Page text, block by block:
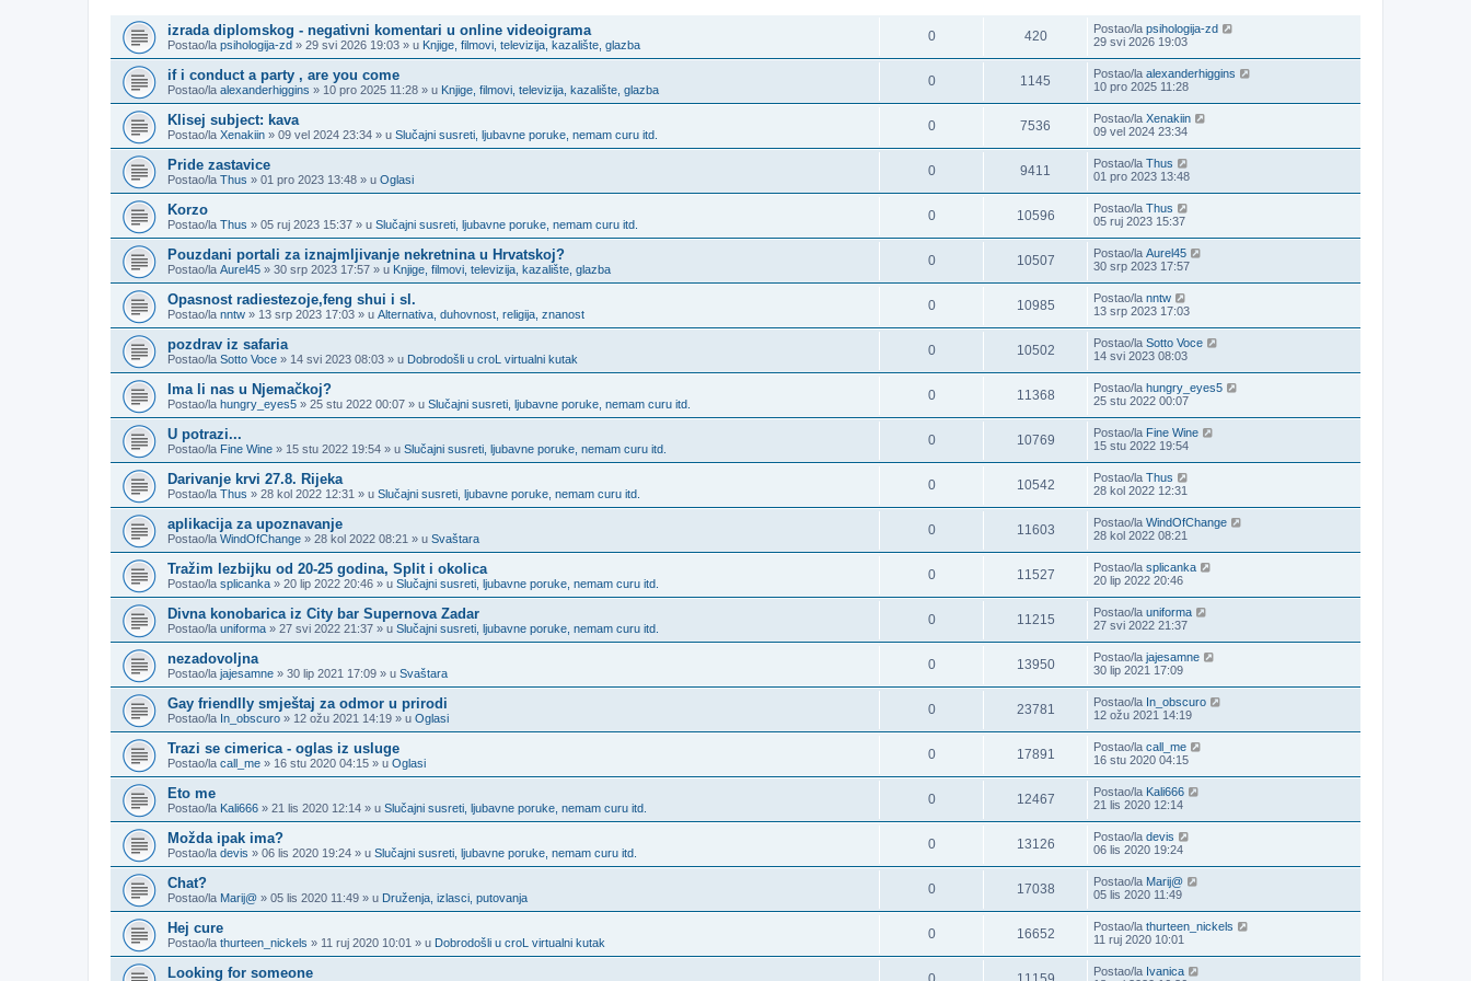
izrada diplomskog - negativni komentari u online videoigrama
Postao/la psihologija-zd » 29 svi 2026 19:03 » u Knjige, filmovi, televizija, kazalište, glazba
0 420 Postao/la psihologija-zd
29 svi 2026 19:03
if i conduct a party , are you come
Postao/la alexanderhiggins » 10 pro 2025 11:28 » u Knjige, filmovi, televizija, kazalište, glazba
0 1145 Postao/la alexanderhiggins
10 pro 2025 11:28
Klisej subject: kava
Postao/la Xenakiin » 09 vel 2024 23:34 » u Slučajni susreti, ljubavne poruke, nemam curu itd.
0 7536 Postao/la Xenakiin
09 vel 2024 23:34
Pride zastavice
Postao/la Thus » 01 pro 2023 13:48 » u Oglasi
0 9411 Postao/la Thus
01 pro 2023 13:48
Korzo
Postao/la Thus » 05 ruj 2023 15:37 » u Slučajni susreti, ljubavne poruke, nemam curu itd.
0 10596 Postao/la Thus
05 ruj 2023 15:37
Pouzdani portali za iznajmljivanje nekretnina u Hrvatskoj?
Postao/la Aurel45 » 30 srp 2023 17:57 » u Knjige, filmovi, televizija, kazalište, glazba
0 10507 Postao/la Aurel45
30 srp 2023 17:57
Opasnost radiestezoje,feng shui i sl.
Postao/la nntw » 13 srp 2023 17:03 » u Alternativa, duhovnost, religija, znanost
0 10985 Postao/la nntw
13 srp 2023 17:03
pozdrav iz safaria
Postao/la Sotto Voce » 14 svi 2023 08:03 » u Dobrodošli u croL virtualni kutak
0 10502 Postao/la Sotto Voce
14 svi 2023 08:03
Ima li nas u Njemačkoj?
Postao/la hungry_eyes5 » 25 stu 2022 00:07 » u Slučajni susreti, ljubavne poruke, nemam curu itd.
0 11368 Postao/la hungry_eyes5
25 stu 2022 00:07
U potrazi...
Postao/la Fine Wine » 15 stu 2022 19:54 » u Slučajni susreti, ljubavne poruke, nemam curu itd.
0 10769 Postao/la Fine Wine
15 stu 2022 19:54
Darivanje krvi 27.8. Rijeka
Postao/la Thus » 28 kol 2022 12:31 » u Slučajni susreti, ljubavne poruke, nemam curu itd.
0 10542 Postao/la Thus
28 kol 2022 12:31
aplikacija za upoznavanje
Postao/la WindOfChange » 28 kol 2022 08:21 » u Svaštara
0 11603 Postao/la WindOfChange
28 kol 2022 08:21
Tražim lezbijku od 20-25 godina, Split i okolica
Postao/la splicanka » 20 lip 2022 20:46 » u Slučajni susreti, ljubavne poruke, nemam curu itd.
0 11527 Postao/la splicanka
20 lip 2022 20:46
Divna konobarica iz City bar Supernova Zadar
Postao/la uniforma » 27 svi 2022 21:37 » u Slučajni susreti, ljubavne poruke, nemam curu itd.
0 11215 Postao/la uniforma
27 svi 2022 21:37
nezadovoljna
Postao/la jajesamne » 30 lip 2021 17:09 » u Svaštara
0 13950 Postao/la jajesamne
30 lip 2021 17:09
Gay friendlly smještaj za odmor u prirodi
Postao/la In_obscuro » 12 ožu 2021 14:19 » u Oglasi
0 23781 Postao/la In_obscuro
12 ožu 2021 14:19
Trazi se cimerica - oglas iz usluge
Postao/la call_me » 16 stu 2020 04:15 » u Oglasi
0 17891 Postao/la call_me
16 stu 2020 04:15
Eto me
Postao/la Kali666 » 21 lis 2020 12:14 » u Slučajni susreti, ljubavne poruke, nemam curu itd.
0 12467 Postao/la Kali666
21 lis 2020 12:14
Možda ipak ima?
Postao/la devis » 06 lis 2020 19:24 » u Slučajni susreti, ljubavne poruke, nemam curu itd.
0 13126 Postao/la devis
06 lis 2020 19:24
Chat?
Postao/la Marij@ » 05 lis 2020 11:49 » u Druženja, izlasci, putovanja
0 17038 Postao/la Marij@
05 lis 2020 11:49
Hej cure
Postao/la thurteen_nickels » 11 ruj 2020 10:01 » u Dobrodošli u croL virtualni kutak
0 16652 Postao/la thurteen_nickels
11 ruj 2020 10:01
Looking for someone Postao/la Ivanica